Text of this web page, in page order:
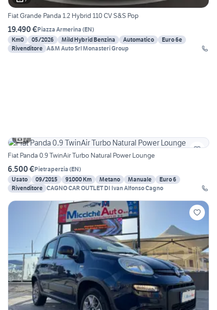
Fiat Grande Panda 1.2 Hybrid 110 CV S&S Pop
19.490 €Piazza Armerina (EN)
Km0
05/2026 Mild Hybrid Benzina Automatico
Euro 6e
Rivenditore A&M Auto Srl Monasteri Group
7
Fiat Panda 0.9 TwinAir Turbo Natural Power Lounge
6.500 €Pietraperzia (EN)
Usato
09/2015 91000 Km Metano Manuale
Euro 6
Rivenditore
CAGNO CAR OUTLET DI Ivan Alfonso Cagno